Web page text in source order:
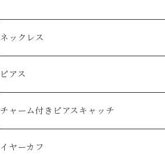
ネックレス
Ｋ14ｇｆ（ゴールドフィルド）
天然石
純銀（925sv・AS935sv）
天然石
k10
ピアス
Ｋ14ｇｆ（ゴールドフィルド）
天然石
純銀（925sv・AS935sv）
チャーム付きピアスキャッチ
K14gf
イヤーカフ